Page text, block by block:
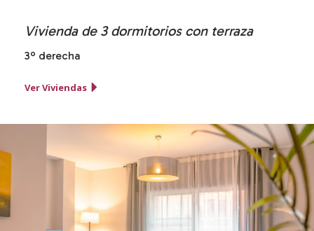
Vivienda de 3 dormitorios con terraza
3º derecha
Ver Viviendas